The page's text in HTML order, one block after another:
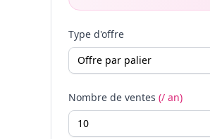
Type d'offre
Nombre de ventes (/ an)